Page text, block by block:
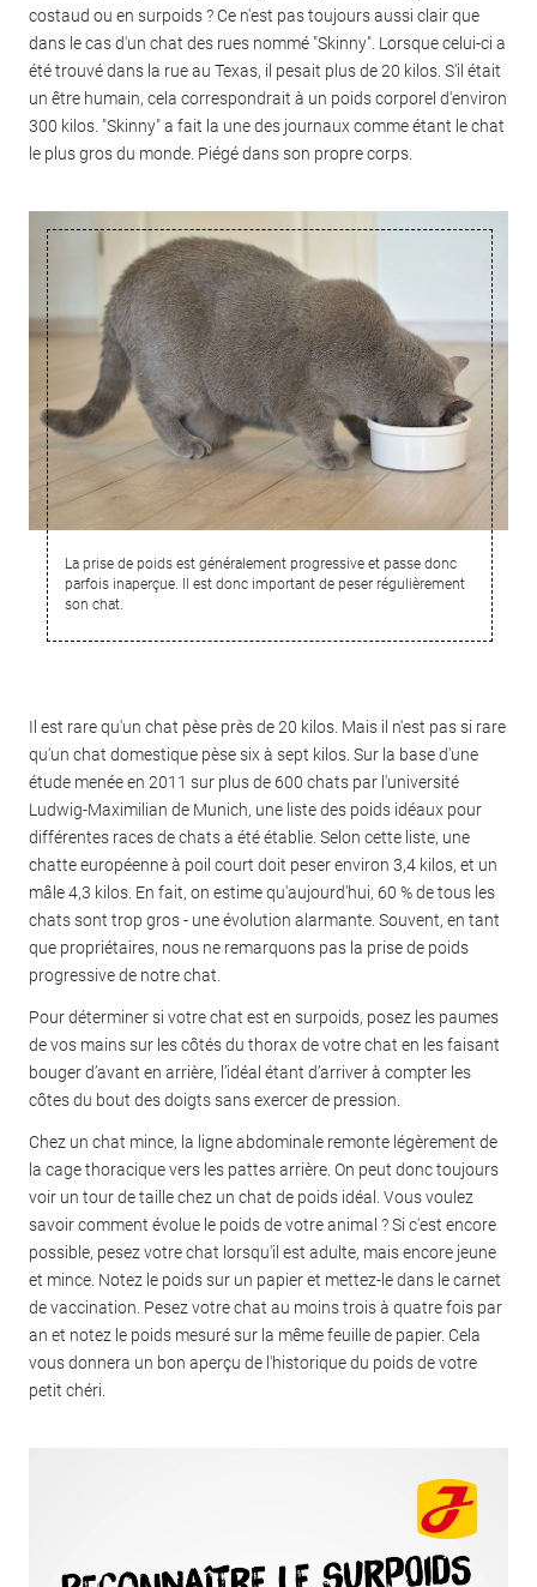
costaud ou en surpoids ? Ce n'est pas toujours aussi clair que
dans le cas d'un chat des rues nommé "Skinny". Lorsque celui-ci a
été trouvé dans la rue au Texas, il pesait plus de 20 kilos. S'il était
un être humain, cela correspondrait à un poids corporel d'environ
300 kilos. "Skinny" a fait la une des journaux comme étant le chat
le plus gros du monde. Piégé dans son propre corps.
La prise de poids est généralement progressive et passe donc
parfois inaperçue. Il est donc important de peser régulièrement
son chat.
Il est rare qu'un chat pèse près de 20 kilos. Mais il n'est pas si rare
qu'un chat domestique pèse six à sept kilos. Sur la base d'une
étude menée en 2011 sur plus de 600 chats par l'université
Ludwig-Maximilian de Munich, une liste des poids idéaux pour
différentes races de chats a été établie. Selon cette liste, une
chatte européenne à poil court doit peser environ 3,4 kilos, et un
mâle 4,3 kilos. En fait, on estime qu'aujourd'hui, 60 % de tous les
chats sont trop gros - une évolution alarmante. Souvent, en tant
que propriétaires, nous ne remarquons pas la prise de poids
progressive de notre chat.
Pour déterminer si votre chat est en surpoids, posez les paumes
de vos mains sur les côtés du thorax de votre chat en les faisant
bouger d’avant en arrière, l’idéal étant d’arriver à compter les
côtes du bout des doigts sans exercer de pression.
Chez un chat mince, la ligne abdominale remonte légèrement de
la cage thoracique vers les pattes arrière. On peut donc toujours
voir un tour de taille chez un chat de poids idéal. Vous voulez
savoir comment évolue le poids de votre animal ? Si c'est encore
possible, pesez votre chat lorsqu'il est adulte, mais encore jeune
et mince. Notez le poids sur un papier et mettez-le dans le carnet
de vaccination. Pesez votre chat au moins trois à quatre fois par
an et notez le poids mesuré sur la même feuille de papier. Cela
vous donnera un bon aperçu de l'historique du poids de votre
petit chéri.